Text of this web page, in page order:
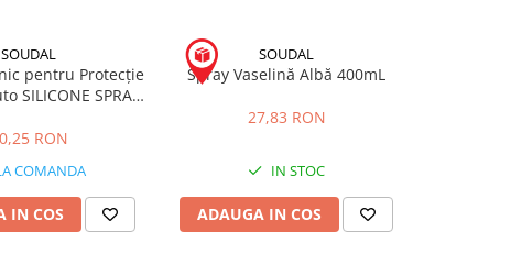
SOUDAL
pentru Protecție
SILICONE SPRAY
RON
COMANDA
IN COS
SOUDAL
Spray Vaselină Albă 400mL
27,83 RON
IN STOC
ADAUGA IN COS